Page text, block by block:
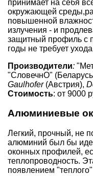
принимает на себя
окружающей
повышенной
излучения - и
защитный профиль с
годы не требует
Производители:
"СловечнО"
Gaulhofer (Австрия),
Стоимость: от 9000
Алюминиевые
Легкий, прочный, не
алюминий был бы
оконных профилей,
теплопроводность.
появлением